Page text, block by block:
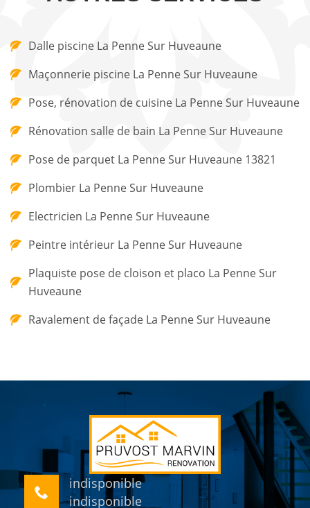
Dalle piscine La Penne Sur Huveaune
Maçonnerie piscine La Penne Sur Huveaune
Pose, rénovation de cuisine La Penne Sur Huveaune
Rénovation salle de bain La Penne Sur Huveaune
Pose de parquet La Penne Sur Huveaune 13821
Plombier La Penne Sur Huveaune
Electricien La Penne Sur Huveaune
Peintre intérieur La Penne Sur Huveaune
Plaquiste pose de cloison et placo La Penne Sur
Huveaune
Ravalement de façade La Penne Sur Huveaune
indisponible
indisponible